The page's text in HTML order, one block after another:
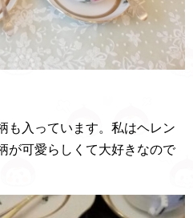
も入っています。私はヘレン
が可愛らしくて大好きなので